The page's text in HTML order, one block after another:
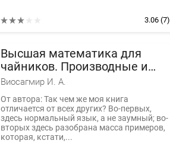
3.06 (7)
Высшая математика для
чайников. Производные и
дифференциалы
Виосагмир И. А.
От автора: Так чем же моя книга
отличается от всех других? Во-первых,
здесь нормальный язык, а не заумный; во-
вторых здесь разобрана масса примеров,
которая, кстати,...